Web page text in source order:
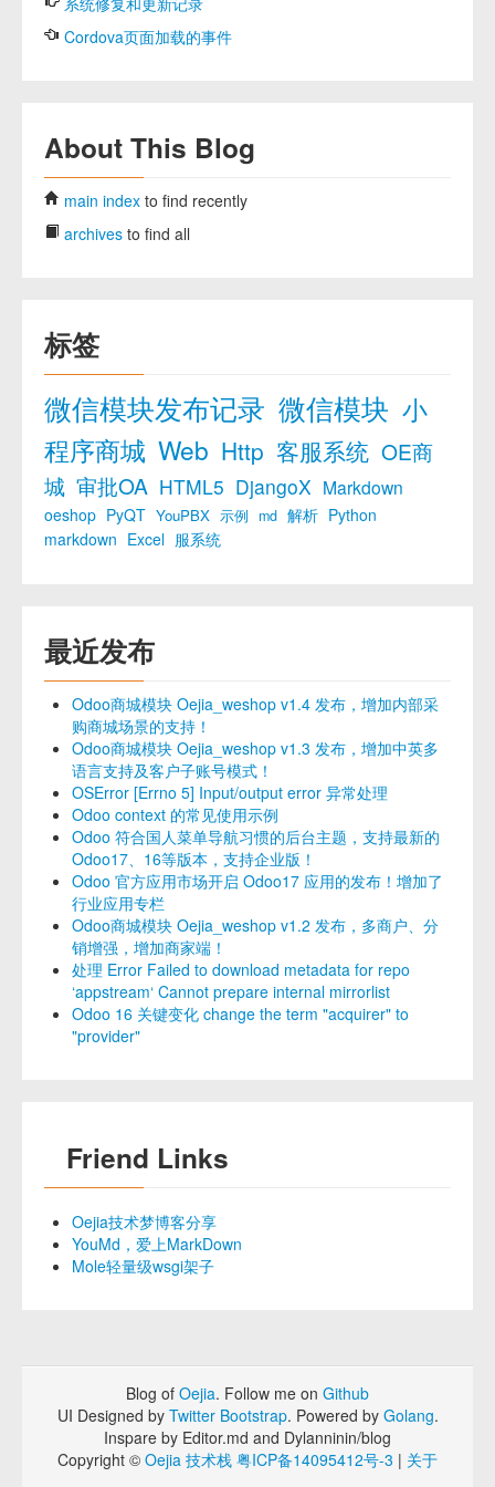
Cordova页面加载的事件
About This Blog
main index to find recently
archives to find all
标签
微信模块发布记录 微信模块 小
程序商城 Web Http 客服系统 OE商
城 审批OA HTML5 DjangoX Markdown
oeshop PyQT YouPBX 示例 md 解析 Python
markdown Excel 服系统
最近发布
Odoo商城模块 Oejia_weshop v1.4 发布，增加内部采
购商城场景的支持！
Odoo商城模块 Oejia_weshop v1.3 发布，增加中英多
语言支持及客户子账号模式！
OSError [Errno 5] Input/output error 异常处理
Odoo context 的常见使用示例
Odoo 符合国人菜单导航习惯的后台主题，支持最新的
Odoo17、16等版本，支持企业版！
Odoo 官方应用市场开启 Odoo17 应用的发布！增加了
行业应用专栏
Odoo商城模块 Oejia_weshop v1.2 发布，多商户、分
销增强，增加商家端！
处理 Error Failed to download metadata for repo
‘appstream‘ Cannot prepare internal mirrorlist
Odoo 16 关键变化 change the term "acquirer" to
"provider"
Friend Links
Oejia技术梦博客分享
YouMd，爱上MarkDown
Mole轻量级wsgi架子
Blog of Oejia. Follow me on Github
UI Designed by Twitter Bootstrap. Powered by Golang.
Inspare by Editor.md and Dylanninin/blog
Copyright © Oejia 技术栈 粤ICP备14095412号-3 | 关于